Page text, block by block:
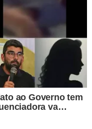
35 anos saiu do
no teto do SUV.
se,
expondo os
alguns motoristas
o short e ficou
Enriquez, foi presa
imprudente,
policial. As faixas
a veículos com mais